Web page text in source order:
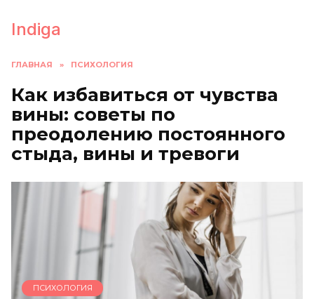
содержанию
Indiga
ГЛАВНАЯ » ПСИХОЛОГИЯ
Как избавиться от чувства
вины: советы по
преодолению постоянного
стыда, вины и тревоги
ПСИХОЛОГИЯ